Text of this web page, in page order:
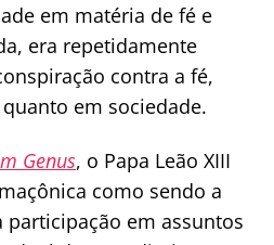
em matéria de fé e
era repetidamente
contra a fé,
em sociedade.
Genus, o Papa Leão XIII
como sendo a
participação em assuntos